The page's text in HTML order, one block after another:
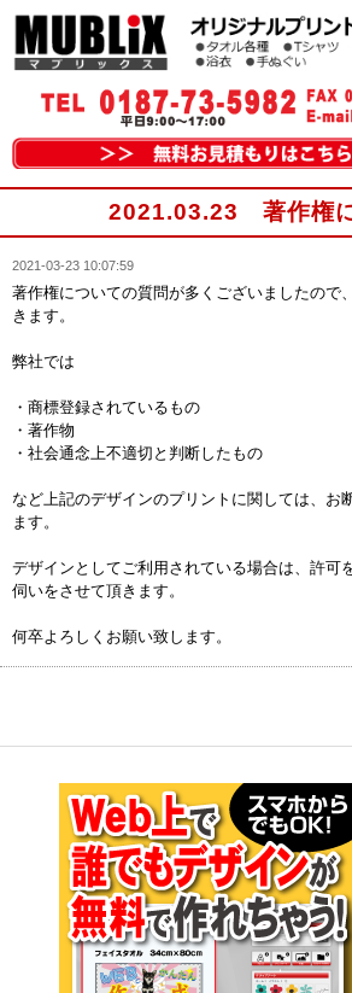
2021.03.23 著作権
2021-03-23 10:07:59
著作権についての質問が多くございましたので
きます。
弊社では
・商標登録されているもの
・著作物
・社会通念上不適切と判断したもの
など上記のデザインのプリントに関しては、お
ます。
デザインとしてご利用されている場合は、許可
伺いをさせて頂きます。
何卒よろしくお願い致します。